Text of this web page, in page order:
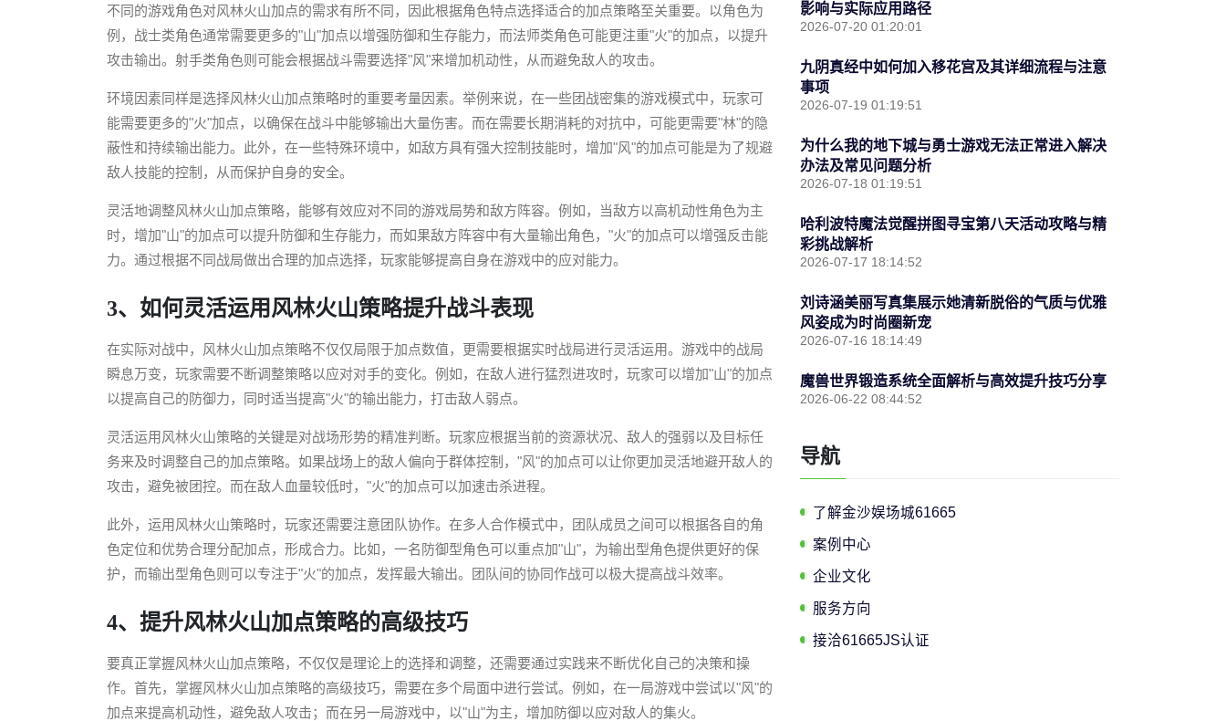
不同的游戏角色对风林火山加点的需求有所不同，因此根据角色特点选择适合的加点策略至关重要。以角色为
例，战士类角色通常需要更多的"山"加点以增强防御和生存能力，而法师类角色可能更注重"火"的加点，以提升
攻击输出。射手类角色则可能会根据战斗需要选择"风"来增加机动性，从而避免敌人的攻击。
环境因素同样是选择风林火山加点策略时的重要考量因素。举例来说，在一些团战密集的游戏模式中，玩家可
能需要更多的"火"加点，以确保在战斗中能够输出大量伤害。而在需要长期消耗的对抗中，可能更需要"林"的隐
蔽性和持续输出能力。此外，在一些特殊环境中，如敌方具有强大控制技能时，增加"风"的加点可能是为了规避
敌人技能的控制，从而保护自身的安全。
灵活地调整风林火山加点策略，能够有效应对不同的游戏局势和敌方阵容。例如，当敌方以高机动性角色为主
时，增加"山"的加点可以提升防御和生存能力，而如果敌方阵容中有大量输出角色，"火"的加点可以增强反击能
力。通过根据不同战局做出合理的加点选择，玩家能够提高自身在游戏中的应对能力。
3、如何灵活运用风林火山策略提升战斗表现
在实际对战中，风林火山加点策略不仅仅局限于加点数值，更需要根据实时战局进行灵活运用。游戏中的战局
瞬息万变，玩家需要不断调整策略以应对对手的变化。例如，在敌人进行猛烈进攻时，玩家可以增加"山"的加点
以提高自己的防御力，同时适当提高"火"的输出能力，打击敌人弱点。
灵活运用风林火山策略的关键是对战场形势的精准判断。玩家应根据当前的资源状况、敌人的强弱以及目标任
务来及时调整自己的加点策略。如果战场上的敌人偏向于群体控制，"风"的加点可以让你更加灵活地避开敌人的
攻击，避免被团控。而在敌人血量较低时，"火"的加点可以加速击杀进程。
此外，运用风林火山策略时，玩家还需要注意团队协作。在多人合作模式中，团队成员之间可以根据各自的角
色定位和优势合理分配加点，形成合力。比如，一名防御型角色可以重点加"山"，为输出型角色提供更好的保
护，而输出型角色则可以专注于"火"的加点，发挥最大输出。团队间的协同作战可以极大提高战斗效率。
4、提升风林火山加点策略的高级技巧
要真正掌握风林火山加点策略，不仅仅是理论上的选择和调整，还需要通过实践来不断优化自己的决策和操
作。首先，掌握风林火山加点策略的高级技巧，需要在多个局面中进行尝试。例如，在一局游戏中尝试以"风"的
加点来提高机动性，避免敌人攻击；而在另一局游戏中，以"山"为主，增加防御以应对敌人的集火。
影响与实际应用路径
2026-07-20 01:20:01
九阴真经中如何加入移花宫及其详细流程与注意
事项
2026-07-19 01:19:51
为什么我的地下城与勇士游戏无法正常进入解决
办法及常见问题分析
2026-07-18 01:19:51
哈利波特魔法觉醒拼图寻宝第八天活动攻略与精
彩挑战解析
2026-07-17 18:14:52
刘诗涵美丽写真集展示她清新脱俗的气质与优雅
风姿成为时尚圈新宠
2026-07-16 18:14:49
魔兽世界锻造系统全面解析与高效提升技巧分享
2026-06-22 08:44:52
导航
了解金沙娱场城61665
案例中心
企业文化
服务方向
接洽61665JS认证